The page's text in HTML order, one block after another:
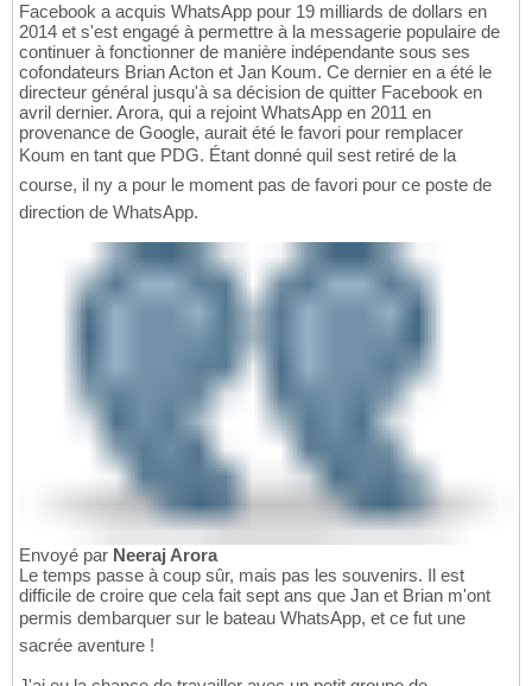
Facebook a acquis WhatsApp pour 19 milliards de dollars en
2014 et s'est engagé à permettre à la messagerie populaire de
continuer à fonctionner de manière indépendante sous ses
cofondateurs Brian Acton et Jan Koum. Ce dernier en a été le
directeur général jusqu'à sa décision de quitter Facebook en
avril dernier. Arora, qui a rejoint WhatsApp en 2011 en
provenance de Google, aurait été le favori pour remplacer
Koum en tant que PDG. Étant donné quil sest retiré de la
course, il ny a pour le moment pas de favori pour ce poste de
direction de WhatsApp.
Envoyé par Neeraj Arora
Le temps passe à coup sûr, mais pas les souvenirs. Il est
difficile de croire que cela fait sept ans que Jan et Brian m'ont
permis dembarquer sur le bateau WhatsApp, et ce fut une
sacrée aventure !